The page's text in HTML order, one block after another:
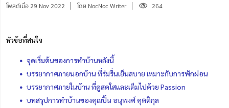
โพสต์เมื่อ 29 Nov 2022 โดย NocNoc Writer 264
หัวข้อที่สนใจ
จุดเริ่มต้นของการทำบ้านหลังนี้
บรรยากาศภายนอกบ้าน ที่ร่มรื่นเย็นสบาย เหมาะกับการพักผ่อน
บรรยากาศภายในบ้าน ที่ดูสดใสและเต็มไปด้วย Passion
บทสรุปการทำบ้านของคุณปิ๊น อนุพงศ์ คุตติกุล